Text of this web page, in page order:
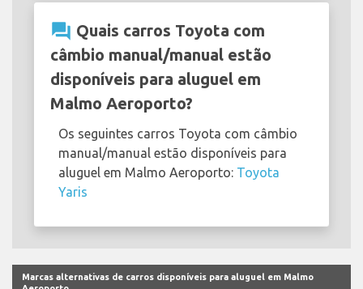
question_answer Quais carros Toyota com
câmbio manual/manual estão
disponíveis para aluguel em
Malmo Aeroporto?
Os seguintes carros Toyota com câmbio
manual/manual estão disponíveis para
aluguel em Malmo Aeroporto: Toyota
Yaris
Marcas alternativas de carros disponíveis para aluguel em Malmo